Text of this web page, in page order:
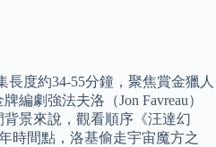
度約34-55分鐘，聚焦賞金獵人
劇強法夫洛（Jon Favreau）
景來說，觀看順序《汪達幻
時間點，洛基偷走宇宙魔方之